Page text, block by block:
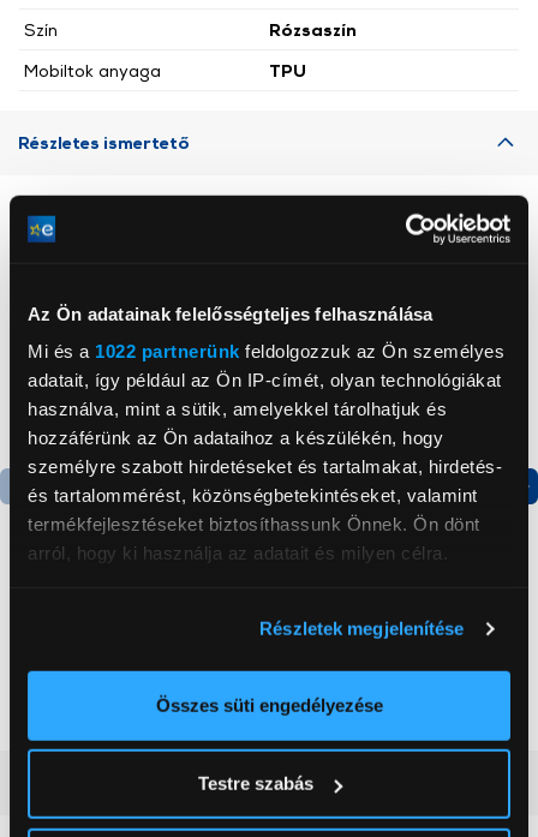
Az Ön adatainak felelősségteljes felhasználása
Mi és a 1022 partnerünk feldolgozzuk az Ön személyes
adatait, így például az Ön IP-címét, olyan technológiákat
használva, mint a sütik, amelyekkel tárolhatjuk és
hozzáférünk az Ön adataihoz a készülékén, hogy
személyre szabott hirdetéseket és tartalmakat, hirdetés-
és tartalommérést, közönségbetekintéseket, valamint
termékfejlesztéseket biztosíthassunk Önnek. Ön dönt
arról, hogy ki használja az adatait és milyen célra.
elhelyezkedéséről pár méteres pontossággal
Az Ön készülékén beazonosítása annak konkrét
módjairól és adja meg preferenciáit aRészletek
pontban. Bármikor módosíthatja vagy visszavonhatja a
Részletek megjelenítése
Összes süti engedélyezése
Testre szabás
Szín
Rózsaszín
Mobiltok anyaga
TPU
Részletes ismertető
Termék adatlap Termék adatlap
Alulfagyasztós
(0)